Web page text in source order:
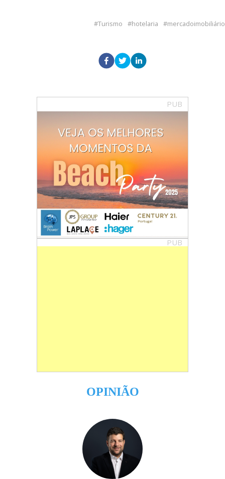
Turismo hotelaria mercadoimobiliário
PUB
PUB
OPINIÃO